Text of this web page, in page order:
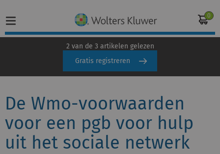
0
Home
Vakgebieden
Actueel
Producten
2 van de 3 artikelen gelezen
Gratis registreren
De Wmo-voorwaarden
voor een pgb voor hulp
uit het sociale netwerk